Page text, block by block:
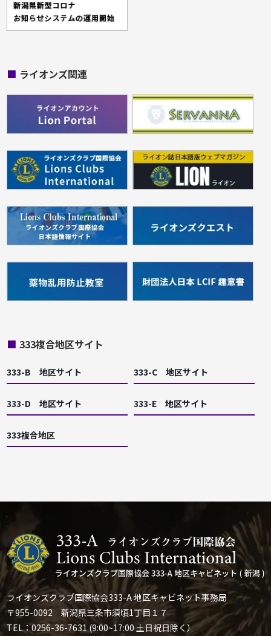
■ ライオンズ関連
■ 333複合地区サイト
333-B 地区サイト 333-C 地区サイト
333-D 地区サイト 333-E 地区サイト
333複合地区
ライオンズクラブ国際協会333-A 地区キャビネット事務局
〒955-0092 新潟県三条市須頃1丁目１７
TEL：0256-36-7631 (9:00~17:00 土日祝日除く）